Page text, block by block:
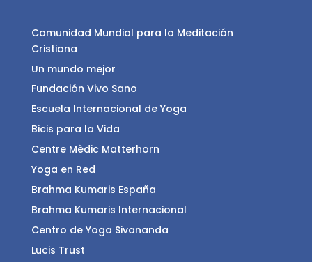
Comunidad Mundial para la Meditación
Cristiana
Un mundo mejor
Fundación Vivo Sano
Escuela Internacional de Yoga
Bicis para la Vida
Centre Mèdic Matterhorn
Yoga en Red
Brahma Kumaris España
Brahma Kumaris Internacional
Centro de Yoga Sivananda
Lucis Trust